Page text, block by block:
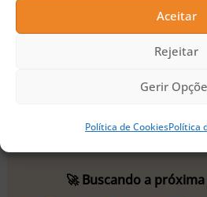
Aceitar
Rejeitar
Gerir
Política de CookiesPolítica
dificuldades que tem
reguladores do país.
De olho em
🚀 Buscando a